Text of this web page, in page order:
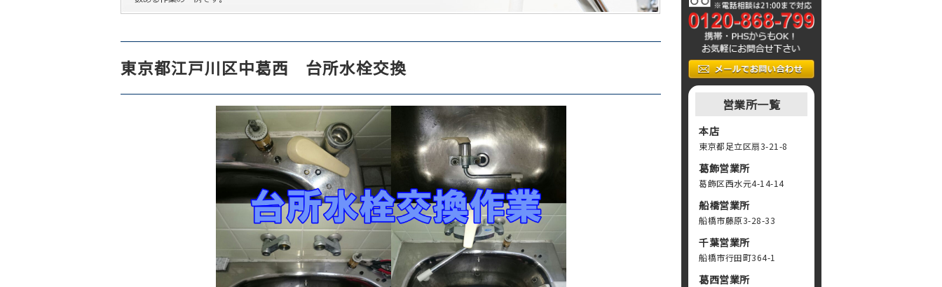
東京都江戸川区中葛西 台所水栓交換
営業所一覧
本店
東京都足立区扇3-21-8
葛飾営業所
葛飾区西水元4-14-14
船橋営業所
船橋市藤原3-28-33
千葉営業所
船橋市行田町364-1
葛西営業所